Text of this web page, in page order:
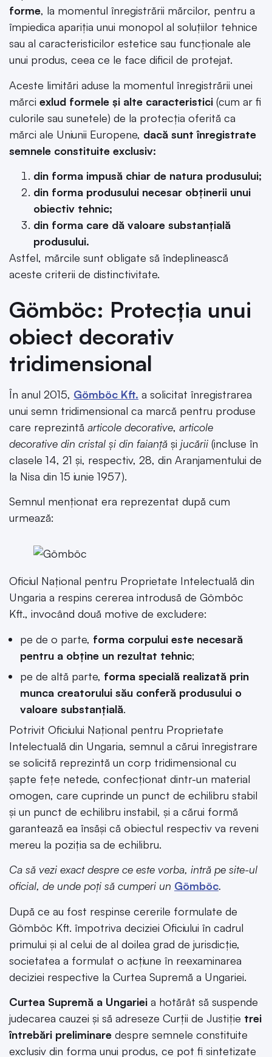
forme, la momentul înregistrării mărcilor, pentru a
împiedica apariția unui monopol al soluțiilor tehnice
sau al caracteristicilor estetice sau funcționale ale
unui produs, ceea ce le face dificil de protejat.
Aceste limitări aduse la momentul înregistrării unei
mărci exlud formele și alte caracteristici (cum ar fi
culorile sau sunetele) de la protecția oferită ca
mărci ale Uniunii Europene, dacă sunt înregistrate
semnele constituite exclusiv:
din forma impusă chiar de natura produsului;
din forma produsului necesar obținerii unui
obiectiv tehnic;
din forma care dă valoare substanțială
produsului.
Astfel, mărcile sunt obligate să îndeplinească
aceste criterii de distinctivitate.
Gömböc: Protecția unui
obiect decorativ
tridimensional
În anul 2015, Gömböc Kft. a solicitat înregistrarea
unui semn tridimensional ca marcă pentru produse
care reprezintă articole decorative, articole
decorative din cristal și din faianță și jucării (incluse în
clasele 14, 21 și, respectiv, 28, din Aranjamentului de
la Nisa din 15 iunie 1957).
Semnul menționat era reprezentat după cum
urmează:
Oficiul Național pentru Proprietate Intelectuală din
Ungaria a respins cererea introdusă de Gömböc
Kft., invocând două motive de excludere:
pe de o parte, forma corpului este necesară
pentru a obține un rezultat tehnic;
pe de altă parte, forma specială realizată prin
munca creatorului său conferă produsului o
valoare substanțială.
Potrivit Oficiului Național pentru Proprietate
Intelectuală din Ungaria, semnul a cărui înregistrare
se solicită reprezintă un corp tridimensional cu
șapte fețe netede, confecționat dintr-un material
omogen, care cuprinde un punct de echilibru stabil
și un punct de echilibru instabil, și a cărui formă
garantează ea însăși că obiectul respectiv va reveni
mereu la poziția sa de echilibru.
Ca să vezi exact despre ce este vorba, intră pe site-ul
oficial, de unde poți să cumperi un Gömböc.
După ce au fost respinse cererile formulate de
Gömböc Kft. împotriva deciziei Oficiului în cadrul
primului și al celui de al doilea grad de jurisdicție,
societatea a formulat o acțiune în reexaminarea
deciziei respective la Curtea Supremă a Ungariei.
Curtea Supremă a Ungariei a hotărât să suspende
judecarea cauzei și să adreseze Curții de Justiție trei
întrebări preliminare despre semnele constituite
exclusiv din forma unui produs, ce pot fi sintetizate